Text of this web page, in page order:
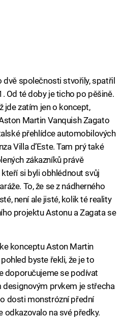
společnosti stvořily, spatřil
Od té doby je ticho po pěšině.
jde zatím jen o koncept,
Martin Vanquish Zagato
přehlídce automobilových
Villa d’Este. Tam prý také
zákazníků právě
si byli obhlédnout svůj
To, že se z nádherného
není ale jisté, kolik té reality
projektu Astonu a Zagata se
konceptu Aston Martin
byste řekli, že je to
doporučujeme se podívat
designovým prvkem je střecha
dosti monstrózní přední
odkazovalo na své předky.